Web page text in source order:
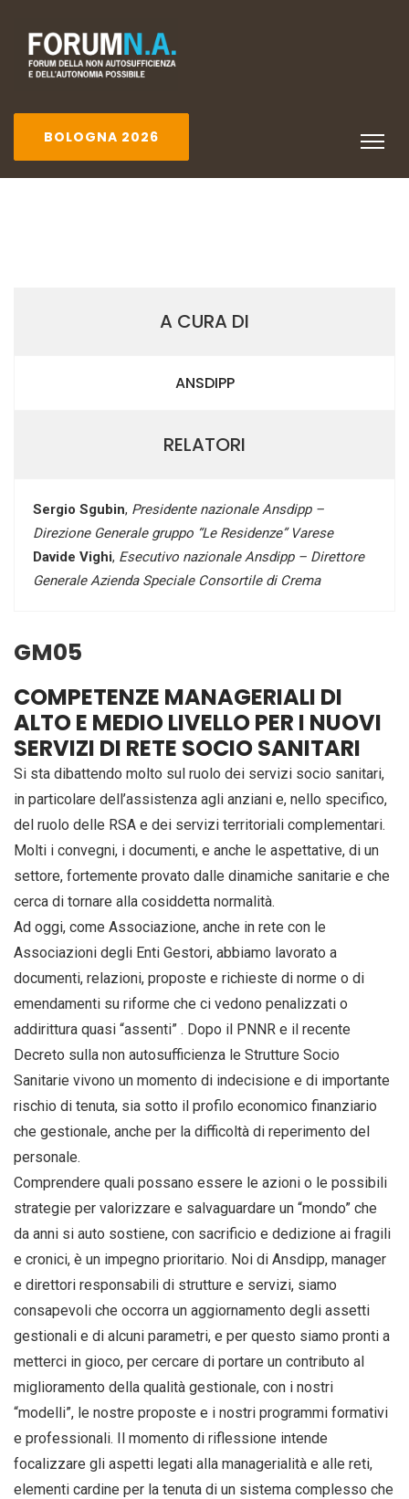
BOLOGNA 2026
A CURA DI
ANSDIPP
RELATORI
Sergio Sgubin, Presidente nazionale Ansdipp –
Direzione Generale gruppo “Le Residenze” Varese
Davide Vighi, Esecutivo nazionale Ansdipp – Direttore
Generale Azienda Speciale Consortile di Crema
GM05
COMPETENZE MANAGERIALI DI
ALTO E MEDIO LIVELLO PER I NUOVI
SERVIZI DI RETE SOCIO SANITARI
Si sta dibattendo molto sul ruolo dei servizi socio sanitari,
in particolare dell’assistenza agli anziani e, nello specifico,
del ruolo delle RSA e dei servizi territoriali complementari.
Molti i convegni, i documenti, e anche le aspettative, di un
settore, fortemente provato dalle dinamiche sanitarie e che
cerca di tornare alla cosiddetta normalità.
Ad oggi, come Associazione, anche in rete con le
Associazioni degli Enti Gestori, abbiamo lavorato a
documenti, relazioni, proposte e richieste di norme o di
emendamenti su riforme che ci vedono penalizzati o
addirittura quasi “assenti” . Dopo il PNNR e il recente
Decreto sulla non autosufficienza le Strutture Socio
Sanitarie vivono un momento di indecisione e di importante
rischio di tenuta, sia sotto il profilo economico finanziario
che gestionale, anche per la difficoltà di reperimento del
personale.
Comprendere quali possano essere le azioni o le possibili
strategie per valorizzare e salvaguardare un “mondo” che
da anni si auto sostiene, con sacrificio e dedizione ai fragili
e cronici, è un impegno prioritario. Noi di Ansdipp, manager
e direttori responsabili di strutture e servizi, siamo
consapevoli che occorra un aggiornamento degli assetti
gestionali e di alcuni parametri, e per questo siamo pronti a
metterci in gioco, per cercare di portare un contributo al
miglioramento della qualità gestionale, con i nostri
“modelli”, le nostre proposte e i nostri programmi formativi
e professionali. Il momento di riflessione intende
focalizzare gli aspetti legati alla managerialità e alle reti,
elementi cardine per la tenuta di un sistema complesso che